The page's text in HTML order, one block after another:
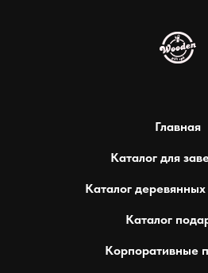
Главная
Каталог для
Каталог
Каталог
Корпоративные